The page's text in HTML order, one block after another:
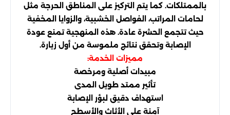
بالممتلكات. كما يتم التركيز على المناطق الحرجة مثل
لحامات المراتب، الفواصل الخشبية، والزوايا المخفية
حيث تتجمع الحشرة عادة. هذه المنهجية تمنع عودة
الإصابة وتحقق نتائج ملموسة من أول زيارة.
مميزات الخدمة:
مبيدات أصلية ومرخصة
تأثير ممتد طويل المدى
استهداف دقيق لبؤر الإصابة
آمنة على الأثاث والأسطح